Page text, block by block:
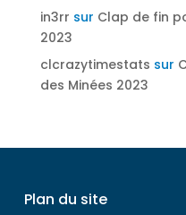
in3rr sur Clap de fin
2023
clcrazytimestats sur
des Minées 2023
Plan du site